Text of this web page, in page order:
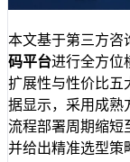
本文基于第三方咨
码平台进行全方位
扩展性与性价比五
据显示，采用成熟
流程部署周期缩短
并给出精准选型策